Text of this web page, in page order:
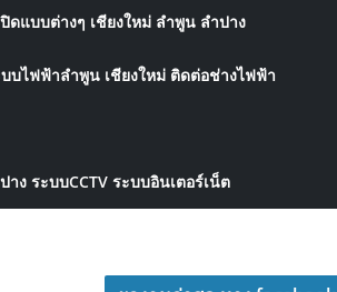
ดแบบต่างๆ เชียงใหม่ ลำพูน ลำปาง
บไฟฟ้าลำพูน เชียงใหม่ ติดต่อช่างไฟฟ้า
ง ระบบCCTV ระบบอินเตอร์เน็ต